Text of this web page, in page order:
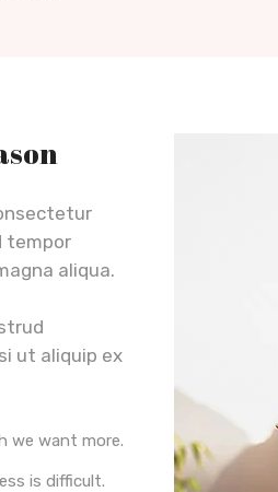
tempor
aliqua.
ut aliquip ex
we want more.
is difficult.